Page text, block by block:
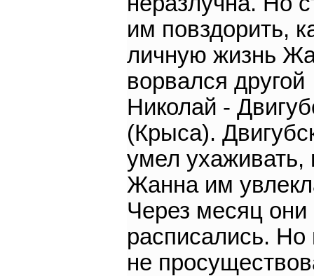
им повздорить,
личную жизнь
ворвался другой
Николай -
(Крыса).
умел ухаживать,
Жанна им
Через месяц они
расписались. Но
не